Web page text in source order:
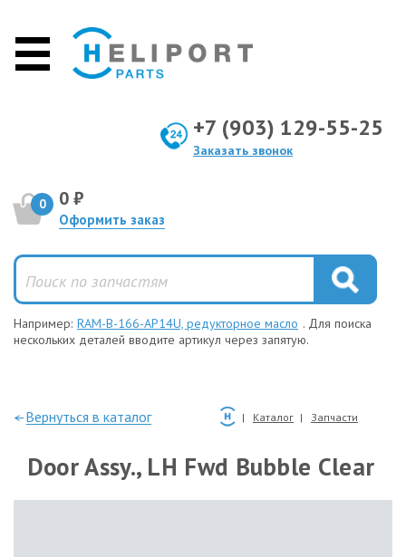
+7 (903) 129-55-25
Заказать звонок
0 0 ₽
Оформить заказ
Например: RAM-B-166-AP14U, редукторное масло . Для поиска
нескольких деталей вводите артикул через запятую.
—Вернуться в каталог Каталог Запчасти
Door Assy., LH Fwd Bubble Clear